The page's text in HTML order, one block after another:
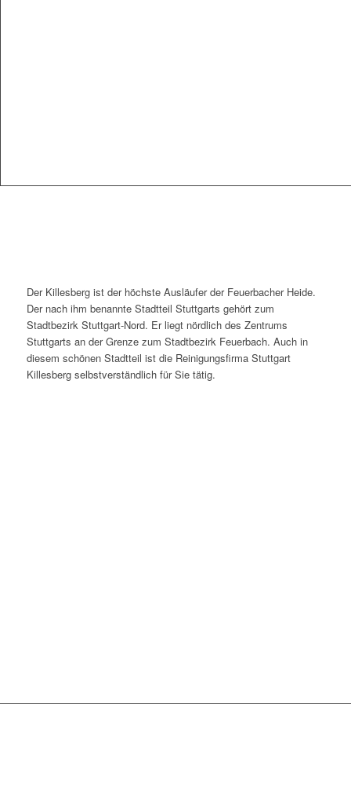
Der Killesberg ist der höchste Ausläufer der Feuerbacher Heide.
Der nach ihm benannte Stadtteil Stuttgarts gehört zum
Stadtbezirk Stuttgart-Nord. Er liegt nördlich des Zentrums
Stuttgarts an der Grenze zum Stadtbezirk Feuerbach. Auch in
diesem schönen Stadtteil ist die Reinigungsfirma Stuttgart
Killesberg selbstverständlich für Sie tätig.